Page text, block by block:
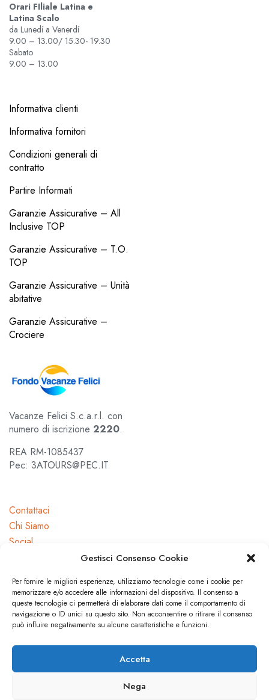
Gestisci Consenso Cookie
Per fornire le migliori esperienze, utilizziamo tecnologie come i cookie per
memorizzare e/o accedere alle informazioni del dispositivo. Il consenso a
queste tecnologie ci permetterà di elaborare dati come il comportamento di
navigazione o ID unici su questo sito. Non acconsentire o ritirare il consenso
può influire negativamente su alcune caratteristiche e funzioni.
Accetta
Nega
Orari FIliale Latina e
Latina Scalo
da Lunedí a Venerdí
9.00 – 13.00/ 15.30- 19.30
Sabato
9.00 – 13.00
Informativa clienti
Informativa fornitori
Condizioni generali di
contratto
Partire Informati
Garanzie Assicurative – All
Inclusive TOP
Garanzie Assicurative – T.O.
TOP
Garanzie Assicurative – Unità
abitative
Garanzie Assicurative –
Crociere
Vacanze Felici S.c.a.r.l. con
numero di iscrizione 2220.
REA RM-1085437
Pec: 3ATOURS@PEC.IT
Contattaci
Chi Siamo
Social
Dicono di noi
Press